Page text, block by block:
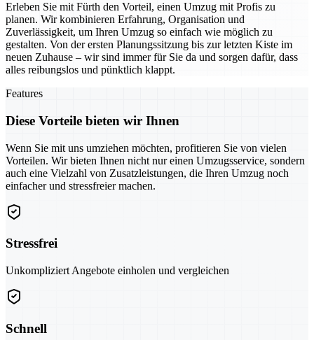
Erleben Sie mit Fürth den Vorteil, einen Umzug mit Profis zu
planen. Wir kombinieren Erfahrung, Organisation und
Zuverlässigkeit, um Ihren Umzug so einfach wie möglich zu
gestalten. Von der ersten Planungssitzung bis zur letzten Kiste im
neuen Zuhause – wir sind immer für Sie da und sorgen dafür, dass
alles reibungslos und pünktlich klappt.
Features
Diese Vorteile bieten wir Ihnen
Wenn Sie mit uns umziehen möchten, profitieren Sie von vielen
Vorteilen. Wir bieten Ihnen nicht nur einen Umzugsservice, sondern
auch eine Vielzahl von Zusatzleistungen, die Ihren Umzug noch
einfacher und stressfreier machen.
Stressfrei
Unkompliziert Angebote einholen und vergleichen
Schnell